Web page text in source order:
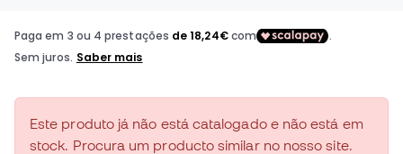
Este produto já não está catalogado e não está em
stock. Procura um producto similar no nosso site.